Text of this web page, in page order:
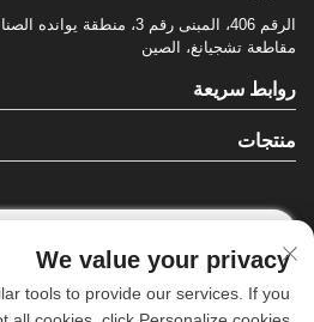
الرقم 406، المبنى رقم 3،
مقاطعة تشجيانغ، الصين
روابط سريعة
منتجات
تابعونا
We value your privacy
tools to provide our services. If you